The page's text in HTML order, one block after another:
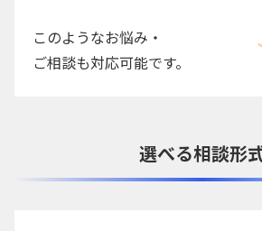
このようなお悩み・
ご相談も対応可能です。
選べる相談形